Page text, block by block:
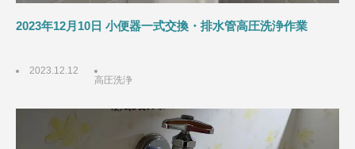
2023年12月10日 小便器一式交換・排水管高圧洗浄作業
2023.12.12
高圧洗浄